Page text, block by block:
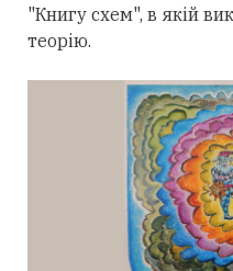
"Книгу схем", в якій
теорію.